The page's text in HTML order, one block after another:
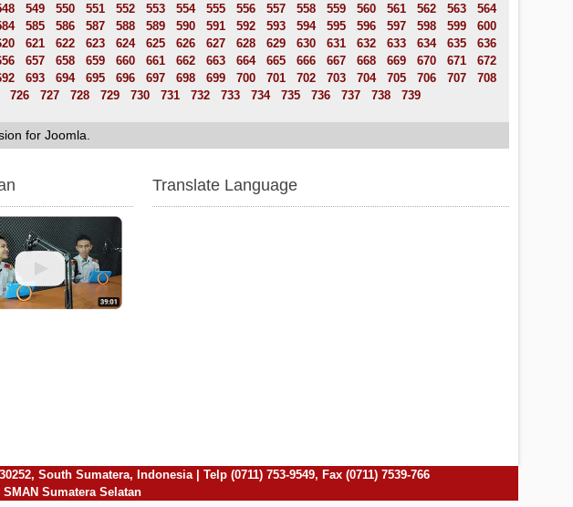
549 550 551 552 553 554 555 556 557 558 559 560 561 562 563
564
585 586 587 588 589 590 591 592 593 594 595 596 597 598 599
600
621 622 623 624 625 626 627 628 629 630 631 632 633 634 635
636
657 658 659 660 661 662 663 664 665 666 667 668 669 670 671
672
693 694 695 696 697 698 699 700 701 702 703 704 705 706 707
708
726 727 728 729 730 731 732 733 734 735 736 737 738 739
for Joomla.
Translate Language
South Sumatera, Indonesia | Telp (0711) 753-9549, Fax (0711) 7539-766
Sumatera Selatan